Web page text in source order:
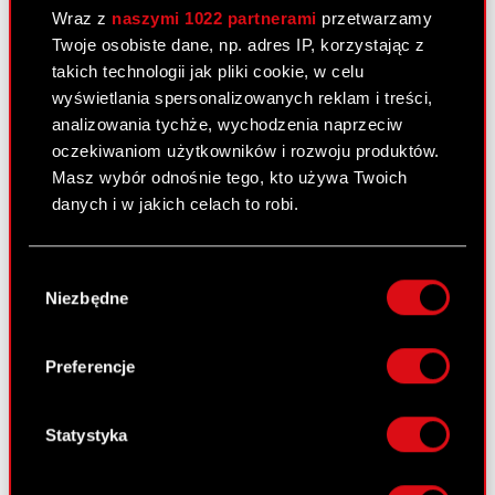
Wraz z naszymi 1022 partnerami przetwarzamy
Twoje osobiste dane, np. adres IP, korzystając z
takich technologii jak pliki cookie, w celu
wyświetlania spersonalizowanych reklam i treści,
analizowania tychże, wychodzenia naprzeciw
oczekiwaniom użytkowników i rozwoju produktów.
Masz wybór odnośnie tego, kto używa Twoich
danych i w jakich celach to robi.
lokalizacji geograficznej z dokładnością nawet
Identyfikować Twoje urządzenie, aktywnie
analizując charakteryzującego je zbiory
palca)
osobiste dane są przetwarzane oraz ustaw własne
zgody
Niezbędne
Preferencje
Statystyka
lub zbycie znacznego pakietu akcji Zarząd CD
PROJEKT S.A. z siedzibą w Warszawie („Spółka”)
przekazuje do publicznej wiadomości treść
otrzymanego…Czytaj dalej
ESPI - RB 20/2024
Zawiadomienie - 8 października 2024
PDF
Zawiadomienie - 8 października 2024
[PL]
Raport bieżący nr 19/2024
Temat: Otrzymanie informacji o złożeniu pozwu